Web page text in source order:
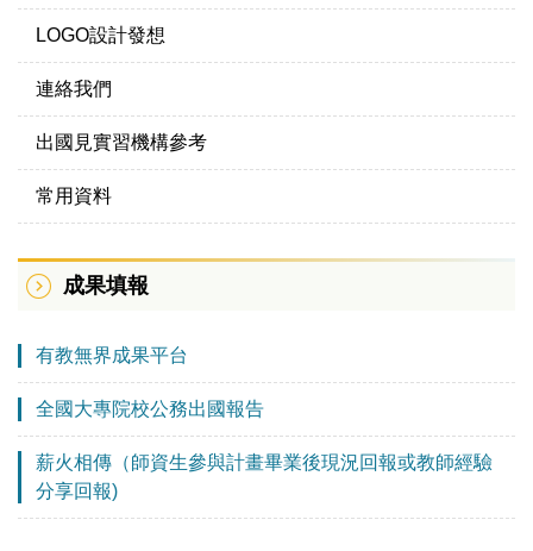
LOGO設計發想
連絡我們
出國見實習機構參考
常用資料
成果填報
有教無界成果平台
全國大專院校公務出國報告
薪火相傳（師資生參與計畫畢業後現況回報或教師經驗
分享回報)